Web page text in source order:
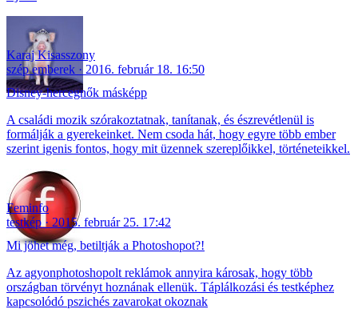
Karaj Kisasszony
szép emberek
2016. február 18. 16:50
Disney-hercegnők másképp
A családi mozik szórakoztatnak, tanítanak, és észrevétlenül is
formálják a gyerekeinket. Nem csoda hát, hogy egyre több ember
szerint igenis fontos, hogy mit üzennek szereplőikkel, történeteikkel.
Feminfo
testkép
2015. február 25. 17:42
Mi jöhet még, betiltják a Photoshopot?!
Az agyonphotoshopolt reklámok annyira károsak, hogy több
országban törvényt hoznának ellenük. Táplálkozási és testképhez
kapcsolódó pszichés zavarokat okoznak